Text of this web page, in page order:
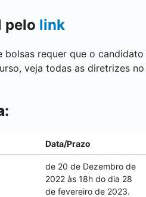
pelo link
bolsas requer que o candidato
veja todas as diretrizes no
:
Data/Prazo
de 20 de Dezembro de
2022 às 18h do dia 28
de fevereiro de 2023.